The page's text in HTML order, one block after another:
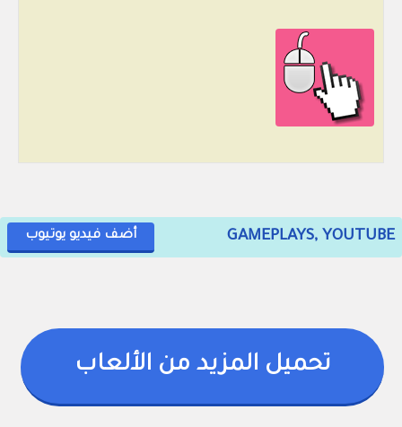
GAMEPLAYS, YOUTUBE أضف فيديو يوتيوب
تحميل المزيد من الألعاب